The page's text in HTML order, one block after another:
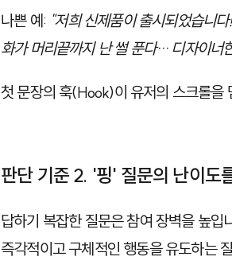
나쁜 예: "저희 신제품이 출시되었습니
화가 머리끝까지 난 썰 푼다… 디자이너
첫 문장의 훅(Hook)이 유저의 스크롤을
판단 기준 2. '핑' 질문의 난이도
답하기 복잡한 질문은 참여 장벽을 높입
즉각적이고 구체적인 행동을 유도하는